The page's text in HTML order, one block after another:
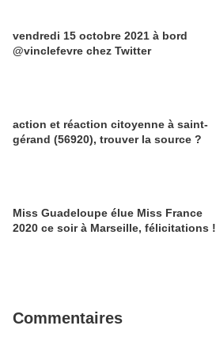
vendredi 15 octobre 2021 à bord
@vinclefevre chez Twitter
action et réaction citoyenne à saint-
gérand (56920), trouver la source ?
Miss Guadeloupe élue Miss France
2020 ce soir à Marseille, félicitations !
Commentaires